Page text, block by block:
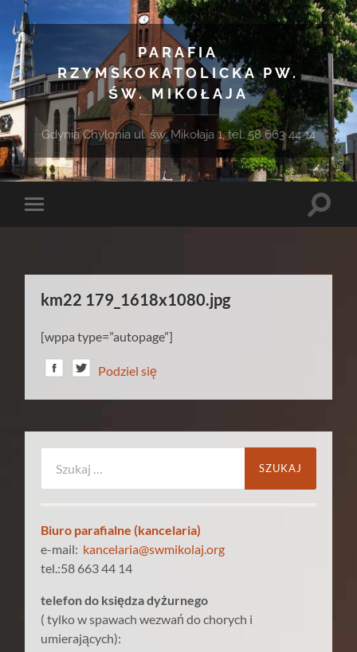
PARAFIA
RZYMSKOKATOLICKA PW.
ŚW. MIKOŁAJA
Gdynia Chylonia ul. św. Mikołaja 1, tel. 58 663 44 14
Toggle
Toggle
km22 179_1618x1080.jpg
[wppa type=”autopage”]
Podziel się
Biuro parafialne (kancelaria)
e-mail: kancelaria@swmikolaj.org
tel.:58 663 44 14
telefon do księdza dyżurnego
( tylko w spawach wezwań do chorych i
umierających):